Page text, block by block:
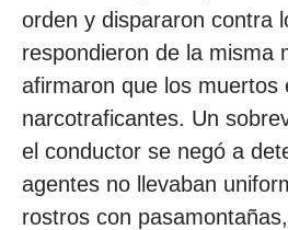
orden y dispararon contra
respondieron de la misma
afirmaron que los muertos
narcotraficantes. Un
el conductor se negó a
agentes no llevaban
rostros con